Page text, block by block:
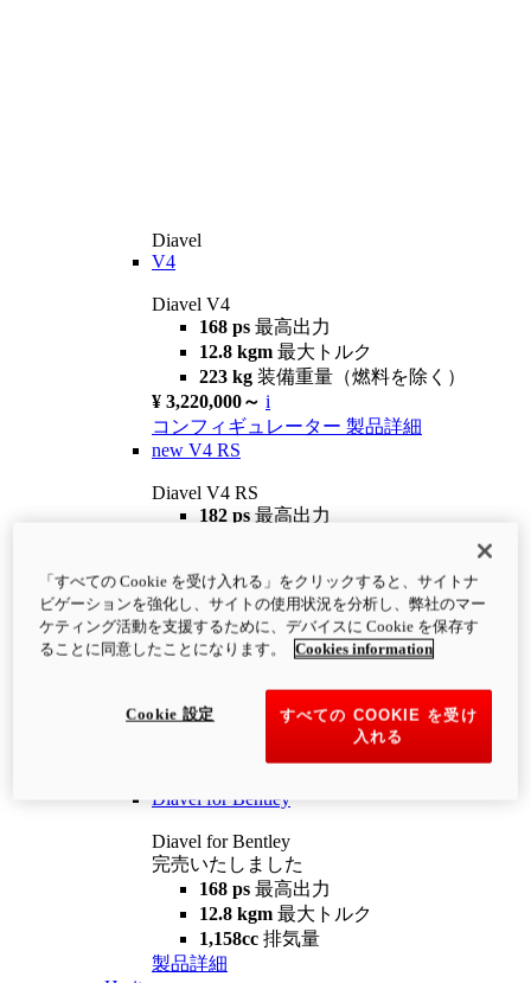
Diavel
V4
Diavel V4
168 ps 最高出力
12.8 kgm 最大トルク
223 kg 装備重量（燃料を除く）
¥ 3,220,000～ i
コンフィギュレーター 製品詳細
new V4 RS
Diavel V4 RS
182 ps 最高出力
¥4,400,000 i
コンフィギュレーター 製品詳細
newV4 RS 100
12.2 kgm
最大トルク
装備重量（燃料を除く）
Diavel for Bentley
Diavel for Bentley
完売いたしました
168 ps 最高出力
12.8 kgm 最大トルク
1,158cc 排気量
製品詳細
「すべての Cookie を受け入れる」をクリックすると、サイトナ
ビゲーションを強化し、サイトの使用状況を分析し、弊社のマー
ケティング活動を支援するために、デバイスに Cookie を保存す
ることに同意したことになります。
Cookies information
すべての COOKIE を受け
入れる
Cookie 設定